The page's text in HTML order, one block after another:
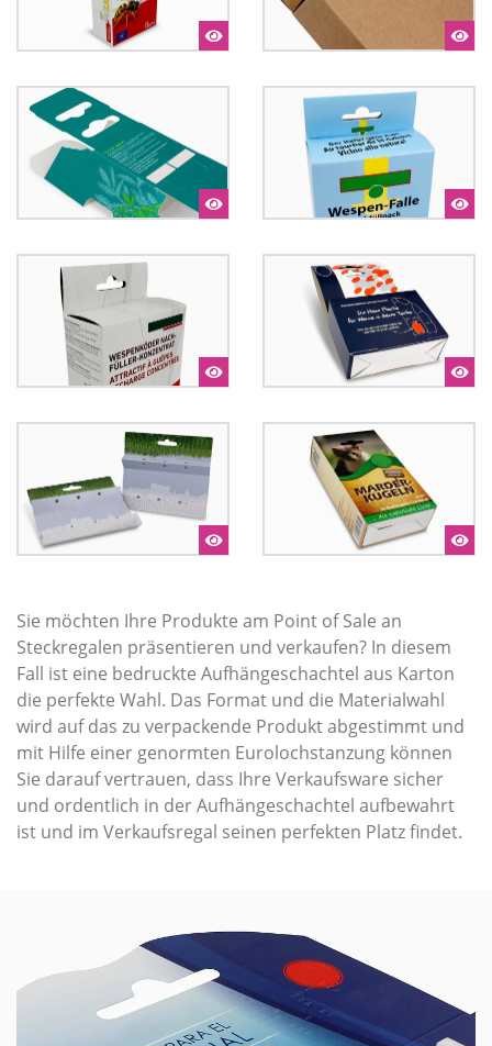
Sie möchten Ihre Produkte am Point of Sale an
Steckregalen präsentieren und verkaufen? In diesem
Fall ist eine bedruckte Aufhängeschachtel aus Karton
die perfekte Wahl. Das Format und die Materialwahl
wird auf das zu verpackende Produkt abgestimmt und
mit Hilfe einer genormten Eurolochstanzung können
Sie darauf vertrauen, dass Ihre Verkaufsware sicher
und ordentlich in der Aufhängeschachtel aufbewahrt
ist und im Verkaufsregal seinen perfekten Platz findet.